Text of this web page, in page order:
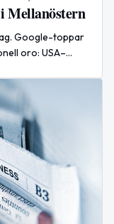
Mellanöstern
Google-toppar
oro: USA–